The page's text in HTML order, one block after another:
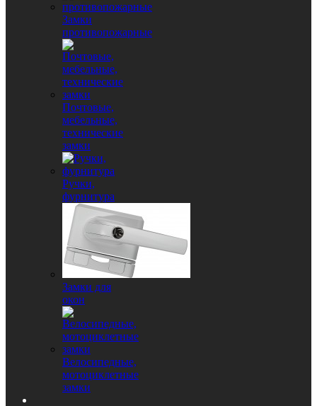
Замки
противопожарные
Почтовые,
мебельные,
технические
замки
Ручки,
фурнитура
Замки для
окон
Велосипедные,
мотоциклетные
замки